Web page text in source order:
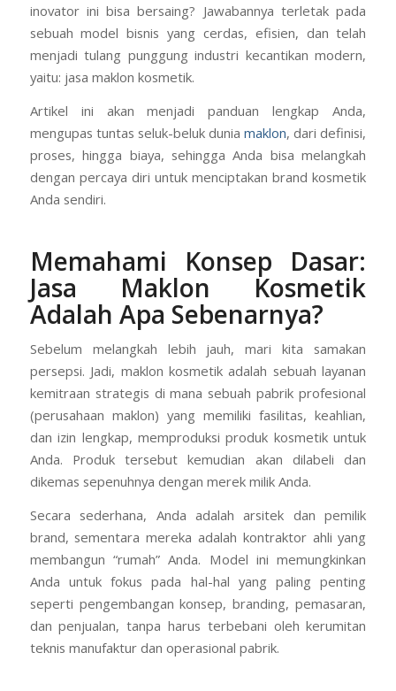
inovator ini bisa bersaing? Jawabannya terletak pada
sebuah model bisnis yang cerdas, efisien, dan telah
menjadi tulang punggung industri kecantikan modern,
yaitu: jasa maklon kosmetik.
Artikel ini akan menjadi panduan lengkap Anda,
mengupas tuntas seluk-beluk duniamaklon, dari definisi,
proses, hingga biaya, sehingga Anda bisa melangkah
dengan percaya diri untuk menciptakan brand kosmetik
Anda sendiri.
Memahami Konsep Dasar:
Jasa Maklon Kosmetik
Adalah Apa Sebenarnya?
Sebelum melangkah lebih jauh, mari kita samakan
persepsi. Jadi, maklon kosmetik adalah sebuah layanan
kemitraan strategis di mana sebuah pabrik profesional
(perusahaan maklon) yang memiliki fasilitas, keahlian,
dan izin lengkap, memproduksi produk kosmetik untuk
Anda. Produk tersebut kemudian akan dilabeli dan
dikemas sepenuhnya dengan merek milik Anda.
Secara sederhana, Anda adalah arsitek dan pemilik
brand, sementara mereka adalah kontraktor ahli yang
membangun “rumah” Anda. Model ini memungkinkan
Anda untuk fokus pada hal-hal yang paling penting
seperti pengembangan konsep, branding, pemasaran,
dan penjualan, tanpa harus terbebani oleh kerumitan
teknis manufaktur dan operasional pabrik.